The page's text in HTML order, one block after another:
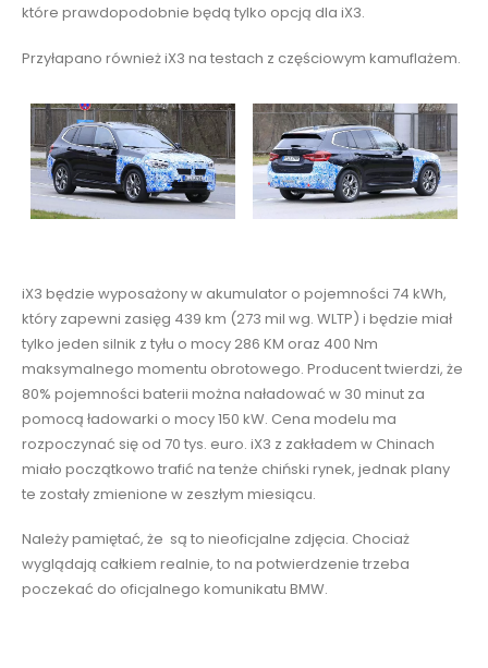
które prawdopodobnie będą tylko opcją dla iX3.
Przyłapano również iX3 na testach z częściowym kamuflażem.
iX3 będzie wyposażony w akumulator o pojemności 74 kWh,
który zapewni zasięg 439 km (273 mil wg. WLTP) i będzie miał
tylko jeden silnik z tyłu o mocy 286 KM oraz 400 Nm
maksymalnego momentu obrotowego. Producent twierdzi, że
80% pojemności baterii można naładować w 30 minut za
pomocą ładowarki o mocy 150 kW. Cena modelu ma
rozpoczynać się od 70 tys. euro. iX3 z zakładem w Chinach
miało początkowo trafić na tenże chiński rynek, jednak plany
te zostały zmienione w zeszłym miesiącu.
Należy pamiętać, że są to nieoficjalne zdjęcia. Chociaż
wyglądają całkiem realnie, to na potwierdzenie trzeba
poczekać do oficjalnego komunikatu BMW.